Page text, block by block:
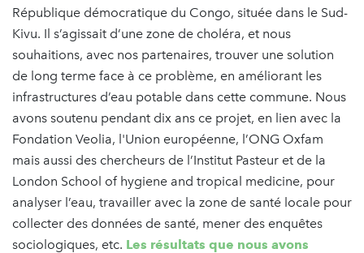
République démocratique du Congo, située dans le Sud-
Kivu. Il s’agissait d’une zone de choléra, et nous
souhaitions, avec nos partenaires, trouver une solution
de long terme face à ce problème, en améliorant les
infrastructures d’eau potable dans cette commune. Nous
avons soutenu pendant dix ans ce projet, en lien avec la
Fondation Veolia, l'Union européenne, l’ONG Oxfam
mais aussi des chercheurs de l’Institut Pasteur et de la
London School of hygiene and tropical medicine, pour
analyser l’eau, travailler avec la zone de santé locale pour
collecter des données de santé, mener des enquêtes
sociologiques, etc. Les résultats que nous avons